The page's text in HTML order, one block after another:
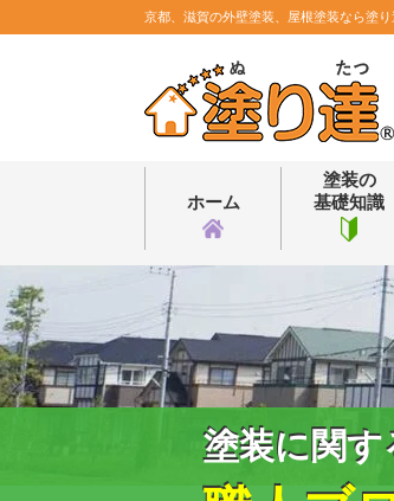
京都、滋賀の外壁塗装、屋根塗装なら塗
ホーム
塗装の
基礎知識
塗装に関